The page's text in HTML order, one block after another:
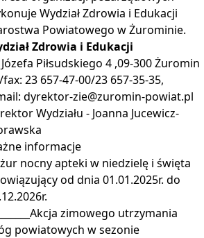
Wydział Zdrowia i Edukacji
Powiatowego w Żurominie.
Zdrowia i Edukacji
Józefa Piłsudskiego 4 ,09-300 Żuromin
23 657-47-00/23 657-35-35,
dyrektor-zie@zuromin-powiat.pl
Wydziału - Joanna Jucewicz-
informacje
nocny apteki w niedzielę i święta
od dnia 01.01.2025r. do
zimowego utrzymania
powiatowych w sezonie